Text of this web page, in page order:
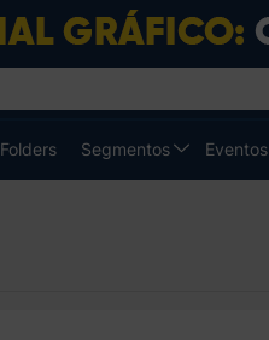
Folders Segmentos Eventos